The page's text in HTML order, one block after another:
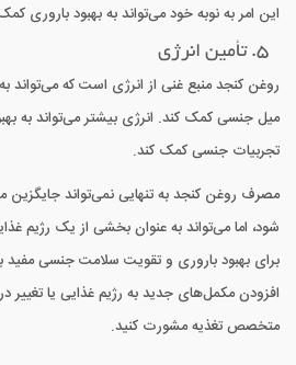
این امر به نوبه خود می‌تواند به بهبود باروری
5. تأمین انرژی
روغن کنجد منبع غنی از انرژی است که می‌تواند
میل جنسی کمک کند. انرژی بیشتر می‌تواند به
تجربیات جنسی کمک کند.
مصرف روغن کنجد به تنهایی نمی‌تواند
شود، اما می‌تواند به عنوان بخشی از یک رژیم
برای بهبود باروری و تقویت سلامت جنسی
افزودن مکمل‌های جدید به رژیم غذایی یا تغییر
متخصص تغذیه مشورت کنید.